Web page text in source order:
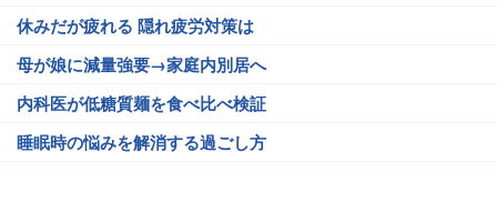
休みだが疲れる 隠れ疲労対策は
母が娘に減量強要→家庭内別居へ
内科医が低糖質麺を食べ比べ検証
睡眠時の悩みを解消する過ごし方